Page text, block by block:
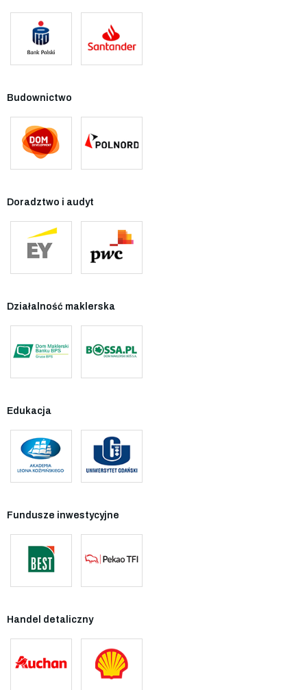
Budownictwo
Doradztwo i audyt
Działalność maklerska
Edukacja
Fundusze inwestycyjne
Handel detaliczny